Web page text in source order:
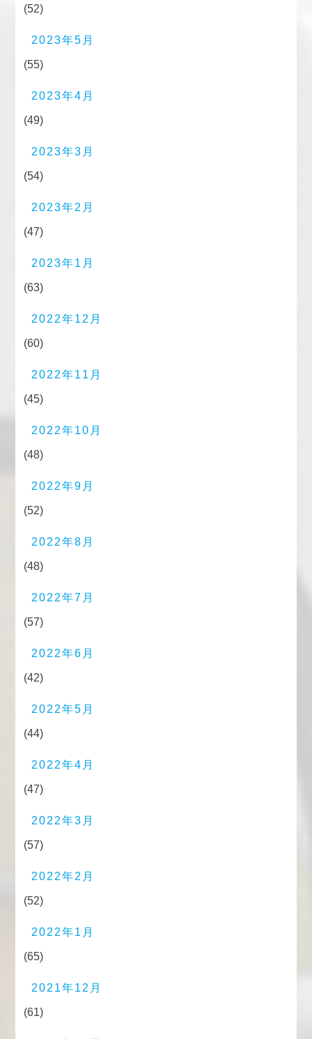
(52)
2023年5月
(55)
2023年4月
(49)
2023年3月
(54)
2023年2月
(47)
2023年1月
(63)
2022年12月
(60)
2022年11月
(45)
2022年10月
(48)
2022年9月
(52)
2022年8月
(48)
2022年7月
(57)
2022年6月
(42)
2022年5月
(44)
2022年4月
(47)
2022年3月
(57)
2022年2月
(52)
2022年1月
(65)
2021年12月
(61)